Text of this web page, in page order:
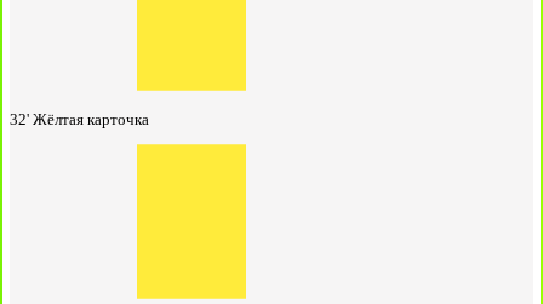
32' Жёлтая карточка